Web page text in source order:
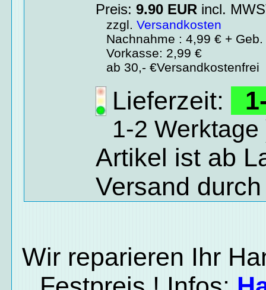
Preis:9.90 EUR incl.
zzgl.Versandkosten
Nachnahme : 4,99 € + Geb.
Vorkasse: 2,99 €
ab 30,- €Versandkostenfrei
Lieferzeit:
1-2 Werktage
Artikel ist ab
Versand
Wir reparieren Ihr